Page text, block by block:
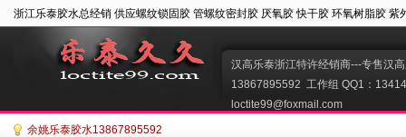
浙江乐泰胶水总经销 供应螺纹锁固胶 管螺纹密封胶 厌氧胶 快干胶 环氧树脂胶 紫
汉高乐泰浙江特许经销商---专售汉
13867895592  工作组 QQ1：
loctite99@foxmail.com
余姚乐泰胶水13867895592